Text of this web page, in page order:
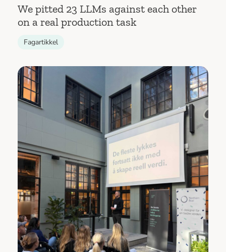
We pitted 23 LLMs against each other
on a real production task
Fagartikkel